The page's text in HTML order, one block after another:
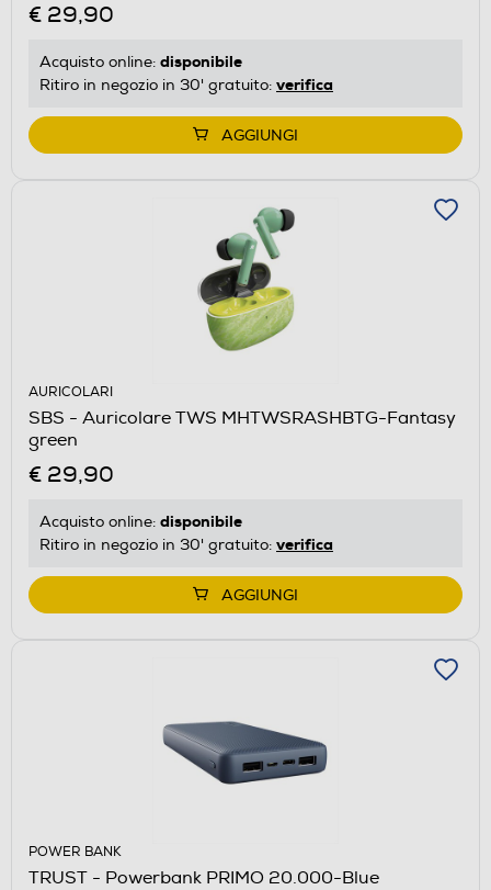
€ 29,90
Acquisto online: disponibile
Ritiro in negozio in 30' gratuito: verifica
AGGIUNGI
AURICOLARI
SBS - Auricolare TWS MHTWSRASHBTG-Fantasy
green
€ 29,90
Acquisto online: disponibile
Ritiro in negozio in 30' gratuito: verifica
AGGIUNGI
POWER BANK
TRUST - Powerbank PRIMO 20.000-Blue